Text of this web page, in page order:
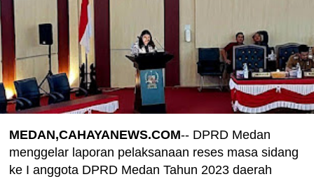
MEDAN,CAHAYANEWS.COM-- DPRD Medan
menggelar laporan pelaksanaan reses masa sidang
ke I anggota DPRD Medan Tahun 2023 daerah